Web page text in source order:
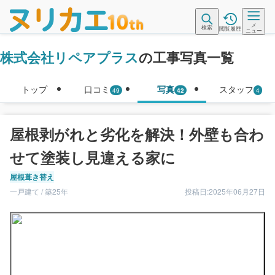
検索 閲覧履歴
メ
ニュー
株式会社リペアプラスの工事写真一覧
トップ 口コミ 49 写真 42 スタッフ 4
屋根剥がれと劣化を解決！外壁も合わ
せて塗装し見違える家に
屋根葺き替え
一戸建て / 築25年 投稿日:2025年06月27日